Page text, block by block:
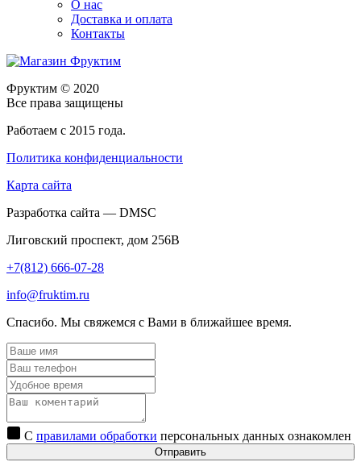
О нас
Доставка и оплата
Контакты
Фруктим © 2020
Все права защищены
Работаем с 2015 года.
Политика конфиденциальности
Карта сайта
Разработка сайта — DMSC
Лиговский проспект, дом 256В
+7(812) 666-07-28
info@fruktim.ru
Спасибо. Мы свяжемся с Вами в ближайшее время.
С правилами обработки персональных данных ознакомлен
Отправить